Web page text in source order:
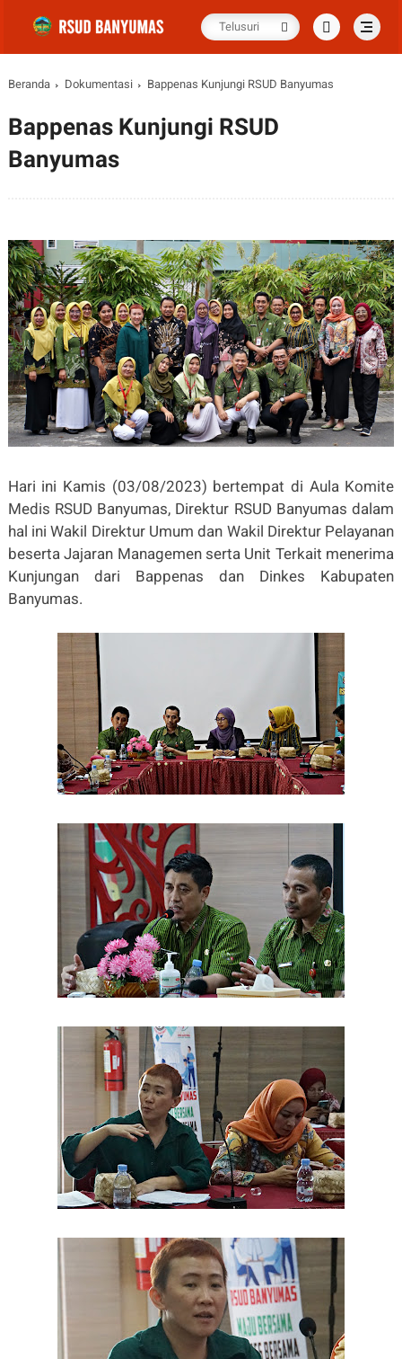
Beranda Dokumentasi Bappenas Kunjungi RSUD Banyumas
Bappenas Kunjungi RSUD
Banyumas
Hari ini Kamis (03/08/2023) bertempat di Aula Komite
Medis RSUD Banyumas, Direktur RSUD Banyumas dalam
hal ini Wakil Direktur Umum dan Wakil Direktur Pelayanan
beserta Jajaran Managemen serta Unit Terkait menerima
Kunjungan dari Bappenas dan Dinkes Kabupaten
Banyumas.